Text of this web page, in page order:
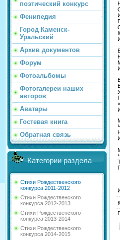
поэтический конкурс
Фенипедия
Город Каменск-
Уральский
Архив документов
Форум
Фотоальбомы
Фотогалереи наших
авторов
Аватары
Гостевая книга
Обратная связь
Категории раздела
Стихи Рождественского
конкурса 2011-2012
Стихи Рождественского
конкурса 2012-2013
Стихи Рождественского
конкурса 2013-2014
Стихи Рождественского
конкурса 2014-2015